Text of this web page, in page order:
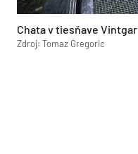
Chata v tiesňave Vintgar
Zdroj: Tomaz Gregoric